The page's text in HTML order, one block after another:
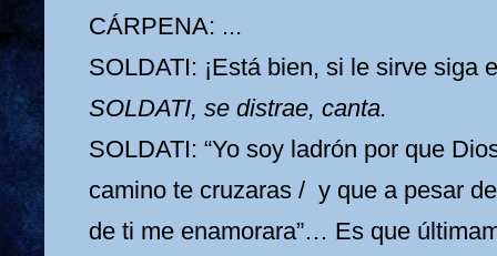
CÁRPENA: ...
SOLDATI: ¡Está bien, si le sirve siga
SOLDATI, se distrae, canta.
SOLDATI: “Yo soy ladrón por que
camino te cruzaras / y que a pesar
de ti me enamorara”… Es que